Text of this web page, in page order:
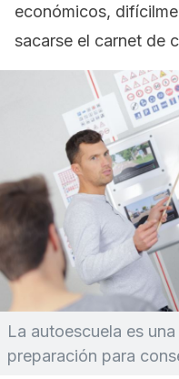
económicos,
sacarse el carnet de
La autoescuela es
preparación para